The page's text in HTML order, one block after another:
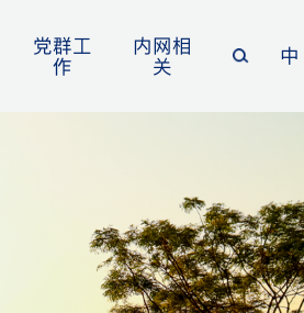
党群工
作
内网相
关 中